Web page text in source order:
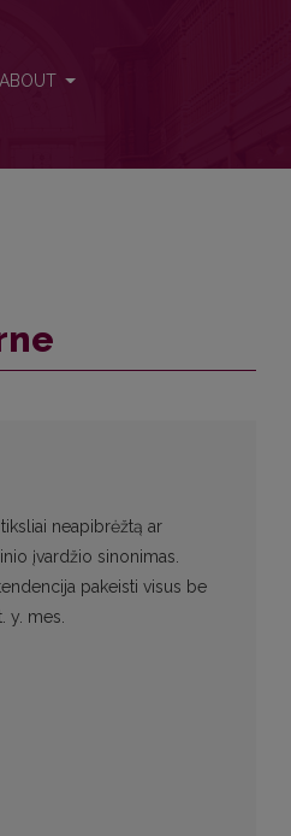
ABOUT
neapibrėžtą ar
įvardžio sinonimas.
pakeisti visus be
y. mes.